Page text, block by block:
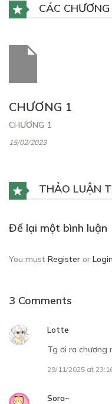
CÁC
CHƯƠNG 1
CHƯƠNG 1
15/02/2023
THẢO LUẬN
Để lại một bình luận
You must Register or Login
3 Comments
Lotte
Tg ơi ra chương
29/11/2025 at
Sora~